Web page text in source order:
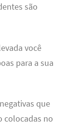
são
você
para a sua
que
colocadas no